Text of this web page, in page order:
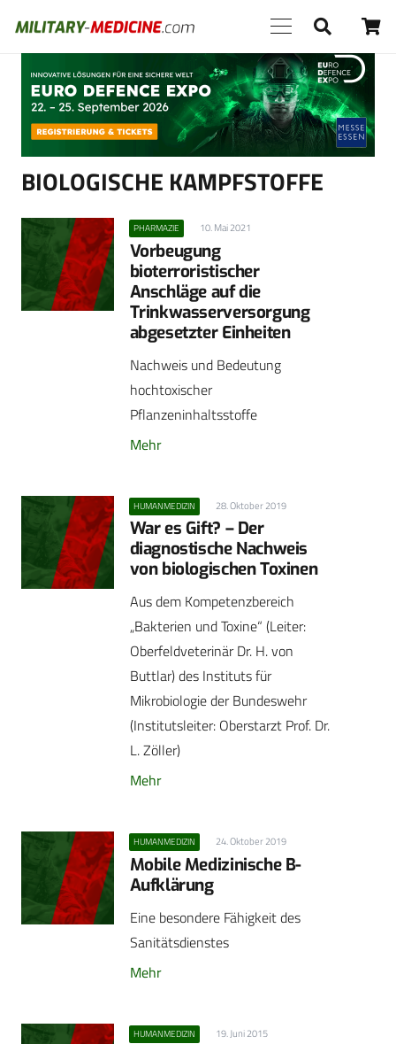
Anzeige
BIOLOGISCHE KAMPFSTOFFE
PHARMAZIE 10. Mai 2021
Vorbeugung
bioterroristischer
Anschläge auf die
Trinkwasserversorgung
abgesetzter Einheiten
Nachweis und Bedeutung
hochtoxischer
Pflanzeninhaltsstoffe
Mehr
HUMANMEDIZIN 28. Oktober 2019
War es Gift? – Der
diagnostische ­Nachweis
von biologischen Toxinen
Aus dem Kompetenzbereich
„Bakterien und Toxine“ (Leiter:
Oberfeldveterinär Dr. H. von
Buttlar) des Instituts für
Mikrobiologie der Bundeswehr
(Institutsleiter: Oberstarzt Prof. Dr.
L. Zöller)
Mehr
HUMANMEDIZIN 24. Oktober 2019
Mobile Medizinische B-
Aufklärung
Eine besondere Fähigkeit des
Sanitätsdienstes
Mehr
HUMANMEDIZIN 19. Juni 2015